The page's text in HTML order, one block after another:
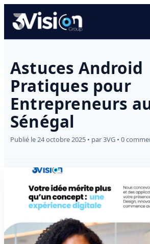
Astuces Android
Pratiques pour
Entrepreneurs
Sénégal
Publié le 24 octobre 2025 • par 3VG • 0